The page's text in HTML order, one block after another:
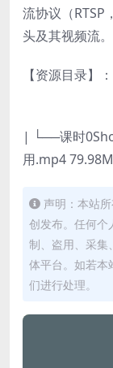
流协议（RTSP
头及其视频流。
【资源目录】：
| └──课时
用.mp4 79.98M
声明：本站
创发布。任何个
制、盗用、采集
体平台。如若本
们进行处理。